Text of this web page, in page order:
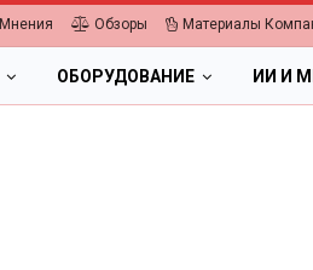
Мнения Обзоры Материалы
ОБОРУДОВАНИЕ ИИ И